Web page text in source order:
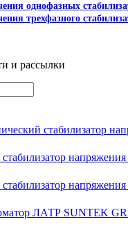
однофазных
трехфазного
и рассылки
стабилизатор
ЛАТР SUNTEK